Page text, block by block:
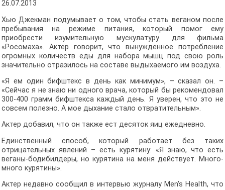
26.07.2013
Хью Джекман подумывает о том, чтобы стать веганом после
пребывания на режиме питания, который помог ему
приобрести изумительную мускулатуру для фильма
«Росомаха». Актер говорит, что вынужденное потребление
огромных количеств еды для набора мышц под свою роль
значительно отразилось на составе выдыхаемого им воздуха.
«Я ем один бифштекс в день как минимум», – сказал он. –
«Сейчас я не знаю ни одного врача, который бы рекомендовал
300-400 грамм бифштекса каждый день. Я уверен, что это не
совсем полезно. А мое дыхание стало отвратительным».
Актер добавил, что он также ест десяток яиц ежедневно.
Единственный способ, который работает без таких
отрицательных явлений – есть курятину: «Я знаю, что есть
веганы-бодибилдеры, но курятина на меня действует. Много-
много курятины».
Актер недавно сообщил в интервью журналу Men's Health, что